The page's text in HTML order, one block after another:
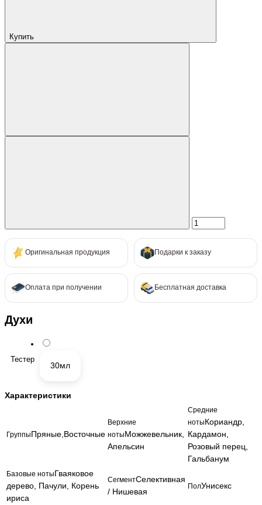
Купить
Оригинальная продукция Подарки к заказу
Оплата при получении Бесплатная доставка
Духи
Тестер
30мл
Характеристики
ГруппыПряные,Восточные
Верхние
нотыМожжевельник,
Апельсин
Средние
нотыКориандр,
Кардамон,
Розовый перец,
Гальбанум
Базовые нотыГваяковое
дерево, Пачули, Корень
ириса
СегментСелективная
/ Нишевая
ПолУнисекс